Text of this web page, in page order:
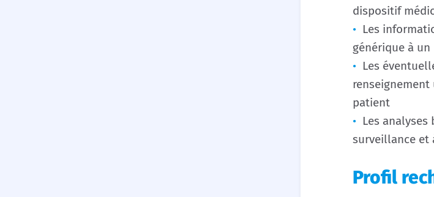
dispositif
Les
générique à
Les
patient
Les
surveillance et
Profil